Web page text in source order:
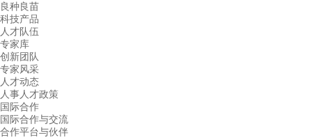
良种良苗
科技产品
人才队伍
专家库
创新团队
专家风采
人才动态
人事人才政策
国际合作
国际合作与交流
合作平台与伙伴